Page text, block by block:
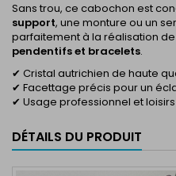
Sans trou, ce cabochon est
support, une monture ou un
parfaitement à la réalisation de
pendentifs et bracelets.
✔ Cristal autrichien de haute
✔ Facettage précis pour un
✔ Usage professionnel et
DÉTAILS DU PRODUIT